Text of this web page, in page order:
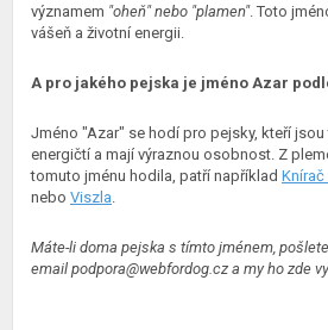
významem "oheň" nebo "plamen". Toto
vášeň a životní energii.
A pro jakého pejska je jméno Azar
Jméno "Azar" se hodí pro pejsky, kteří jsou
energičtí a mají výraznou osobnost. Z
tomuto jménu hodila, patří například Knírač
nebo Viszla.
Máte-li doma pejska s tímto jménem,
email podpora@webfordog.cz a my ho zde